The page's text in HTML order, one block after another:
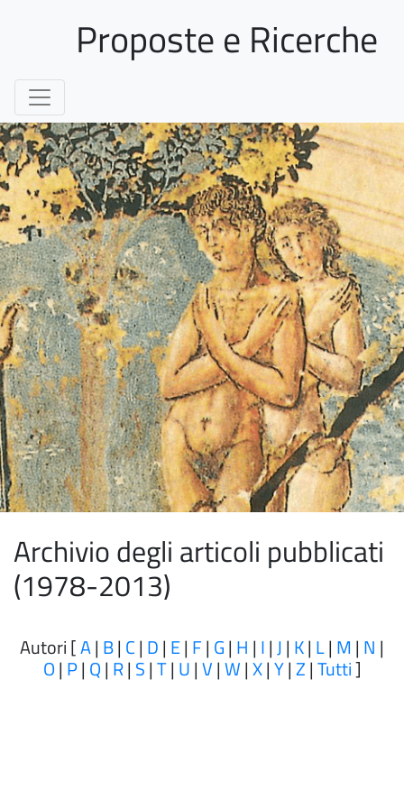
Proposte e Ricerche
Archivio degli articoli pubblicati
(1978-2013)
Autori [A| B| C| D| E| F| G| H | I|J| K| L| M| N |
O| P| Q| R| S|T| U|V|W|X|Y|Z|Tutti]